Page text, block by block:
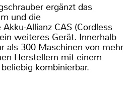
ergänzt das
und die
Allianz CAS (Cordless
weiteres Gerät. Innerhalb
als 300 Maschinen von mehr
Herstellern mit einem
kombinierbar.